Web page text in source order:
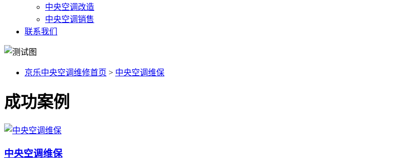
中央空调改造
中央空调销售
联系我们
京乐中央空调维修首页 > 中央空调维保
成功案例
中央空调维保